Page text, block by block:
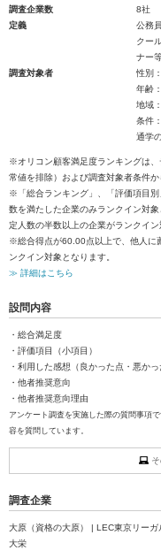
調査企業数
8社
定義
公務
クー
ナー
調査対象者
性別
年齢
地域
条件
通学
※オリコン顧客満足度ランキングは
常値を排除）および調査対象者条件
※「総合ランキング」、「評価項目
数を満たした企業のみランクイン対
定人数の半数以上の企業がランクイン
※総合得点が60.00点以上で、他人に
ンクイン対象となります。
≫ 詳細はこちら
設問内容
・総合満足度
・評価項目（小項目）
・利用した感想（良かった点・悪かっ
・他者推奨意向
・他者推奨意向理由
アンケート調査を実施した際の質問事項
容を質問しています。
そ
調査企業
大原（資格の大原） | LEC東京リー
大栄